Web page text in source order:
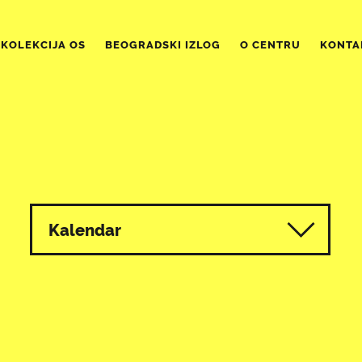
KOLEKCIJA OS BEOGRADSKI IZLOG O CENTRU
Kalendar